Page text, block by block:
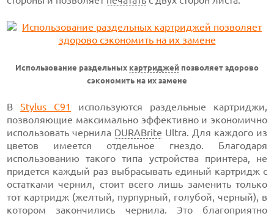
Использование раздельных картриджей позволяет здорово
сэкономить на их замене
ВStylus C91
используются раздельные картриджи,
позволяющие максимально эффективно и экономично
использовать чернила DURABrite Ultra. Для каждого из
цветов имеется отдельное гнездо. Благодаря
использованию такого типа устройства принтера, не
придется каждый раз выбрасывать единый картридж с
остатками чернил, стоит всего лишь заменить только
тот картридж (желтый, пурпурный, голубой, черный), в
котором закончились чернила. Это благоприятно